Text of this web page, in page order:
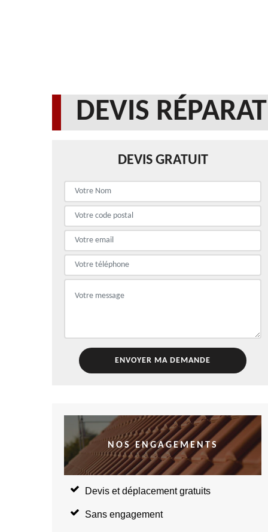
DEVIS
DEVIS GRATUIT
NOS ENGAGEMENTS
Devis et déplacement gratuits
Sans engagement